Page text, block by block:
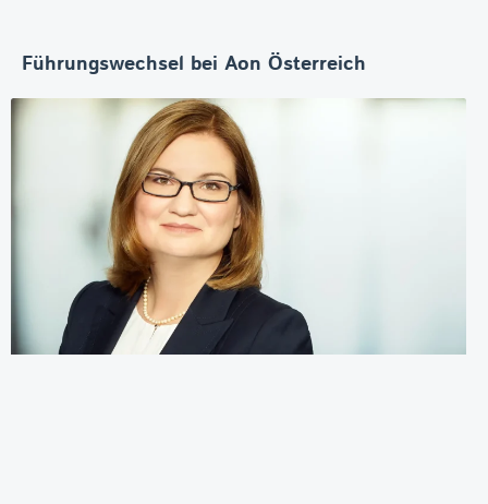
Führungswechsel bei Aon Österreich